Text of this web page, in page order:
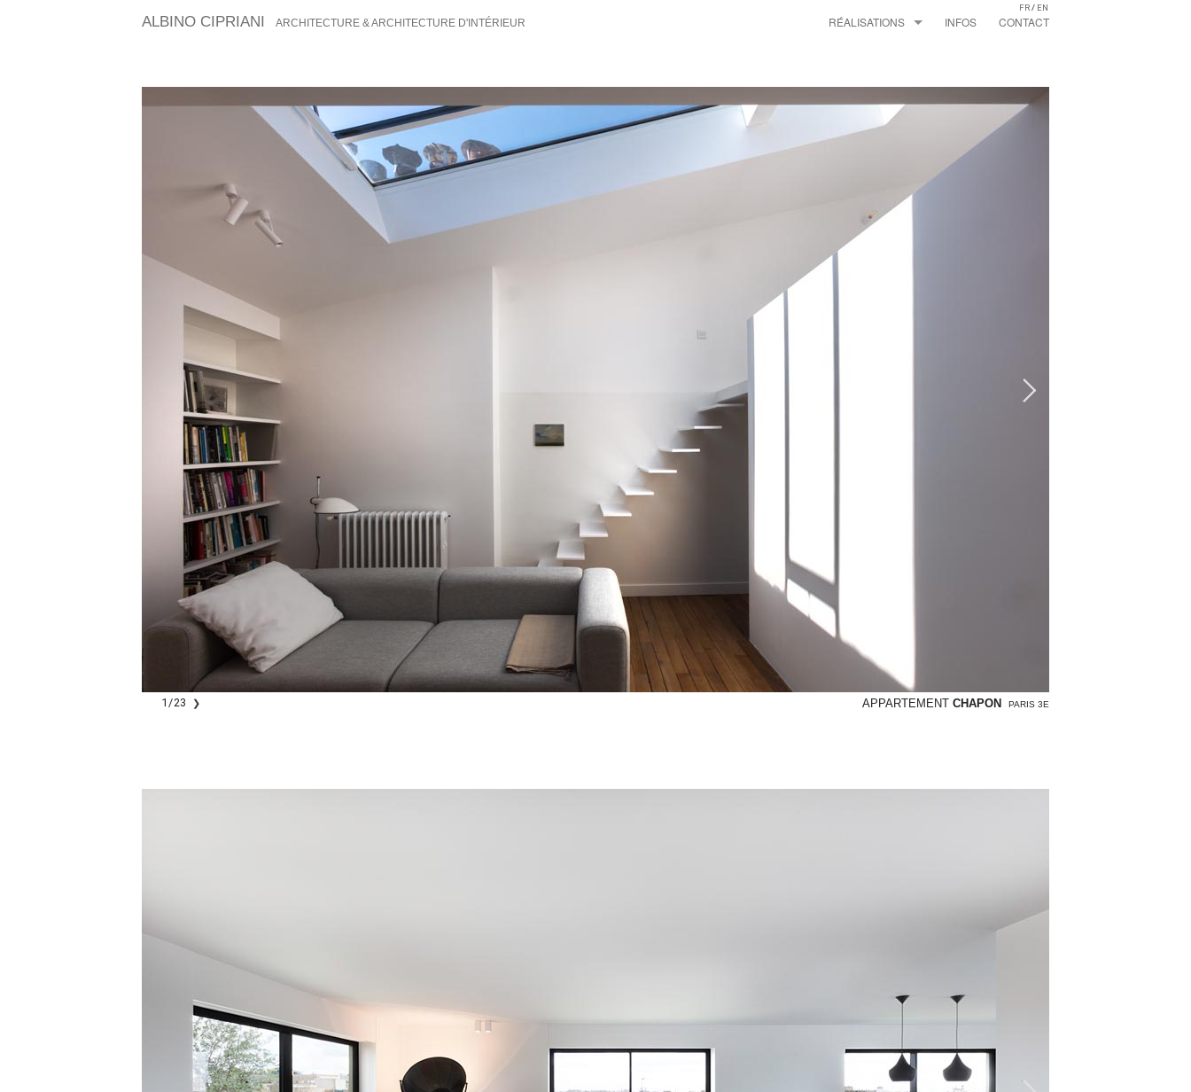
ALBINO CIPRIANI ARCHITECTURE & ARCHITECTURE D'INTÉRIEUR
FR/ EN
RÉALISATIONS
EXTENSIONS
ESPACES PROFESSIONNELS
INFOS CONTACT
APPARTEMENT CHAPON PARIS 3E
1 /23 ❯